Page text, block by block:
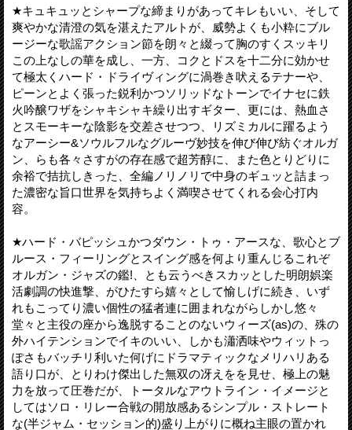
★キュキュッとシャープな締まりがあってキレもいい、そして
爽やかな清澄の気を湛えたアルトが、威勢よくも小粋にブル
ージーな歌謡アクション節を朗々と綴って胸のすくスッキリ
この上なしの華を成し、一方、コクとドスを十二分に効かせ
て極太くハード・ドライヴィングに渦巻き吠えるテナーや、
ピーンとよく張った鋭利かつソリッドなトーンでイナセに鉄
火吟醸ワザをシャキシャキ繰り出すギター、更には、熱血さ
とスモーキーな陰影を交差させつつ、リズミカルに躍るよう
なアーシー&ソウルフルなグルーヴ妙技を伸び伸び紡ぐオルガ
ン、らも各々さすがの存在感で超芳醇に、また色とりどりに
余裕で拮抗しきった、全編ノリノリで中身のギュッと詰まっ
た濃密な旨口世界を気持ちよく満喫させてくれる会心打内
容。
★ハード・バピッシュかつダウン・トゥ・アースな、歌心とブ
ルース・フィーリングとスイング感を何より重んじるこれぞ
オルガン・ジャズの鑑!、とも云うべきスカッとした明朗娯楽
活劇調の快進撃、がひたすら嬉々として愉しげに続き、いず
れもこってり濃い個性の猛者連に囲まれながらしかし悠々
堂々と主役の座から逸脱することのないウィーズ(as)の、殊の
外ハイテンションでイキのいい、しかも瀟洒味やウィットっ
ぽさもバッチリ利いた何げにドラマティックなメリハリある
語り口が、とりわけ傑出した無双の冴えをを見せ、極上の魅
力を放って圧巻だが、トータルなアウトライン・イメージと
してはソロ・リレー合戦の開放感あるシンプル・ストレート
な(半ジャム・セッション的)盛り上がりに概ね主眼の置かれ